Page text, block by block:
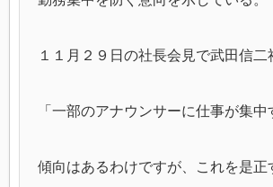
１１月２９日の社長会見で武田信二
「一部のアナウンサーに仕事が集中
傾向はあるわけですが、これを是正